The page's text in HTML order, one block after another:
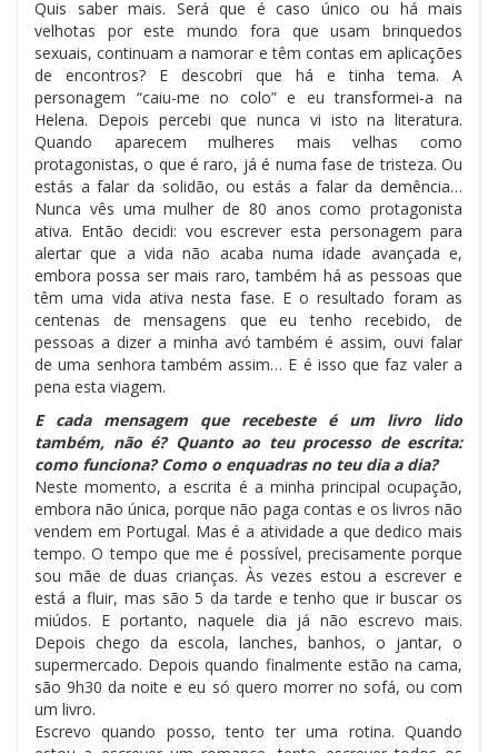
Quis saber mais. Será que é caso único ou há mais
velhotas por este mundo fora que usam brinquedos
sexuais, continuam a namorar e têm contas em aplicações
de encontros? E descobri que há e tinha tema. A
personagem “caiu-me no colo” e eu transformei-a na
Helena. Depois percebi que nunca vi isto na literatura.
Quando aparecem mulheres mais velhas como
protagonistas, o que é raro, já é numa fase de tristeza. Ou
estás a falar da solidão, ou estás a falar da demência…
Nunca vês uma mulher de 80 anos como protagonista
ativa. Então decidi: vou escrever esta personagem para
alertar que a vida não acaba numa idade avançada e,
embora possa ser mais raro, também há as pessoas que
têm uma vida ativa nesta fase. E o resultado foram as
centenas de mensagens que eu tenho recebido, de
pessoas a dizer a minha avó também é assim, ouvi falar
de uma senhora também assim… E é isso que faz valer a
pena esta viagem.
E cada mensagem que recebeste é um livro lido
também, não é? Quanto ao teu processo de escrita:
como funciona? Como o enquadras no teu dia a dia?
Neste momento, a escrita é a minha principal ocupação,
embora não única, porque não paga contas e os livros não
vendem em Portugal. Mas é a atividade a que dedico mais
tempo. O tempo que me é possível, precisamente porque
sou mãe de duas crianças. Às vezes estou a escrever e
está a fluir, mas são 5 da tarde e tenho que ir buscar os
miúdos. E portanto, naquele dia já não escrevo mais.
Depois chego da escola, lanches, banhos, o jantar, o
supermercado. Depois quando finalmente estão na cama,
são 9h30 da noite e eu só quero morrer no sofá, ou com
um livro.
Escrevo quando posso, tento ter uma rotina. Quando